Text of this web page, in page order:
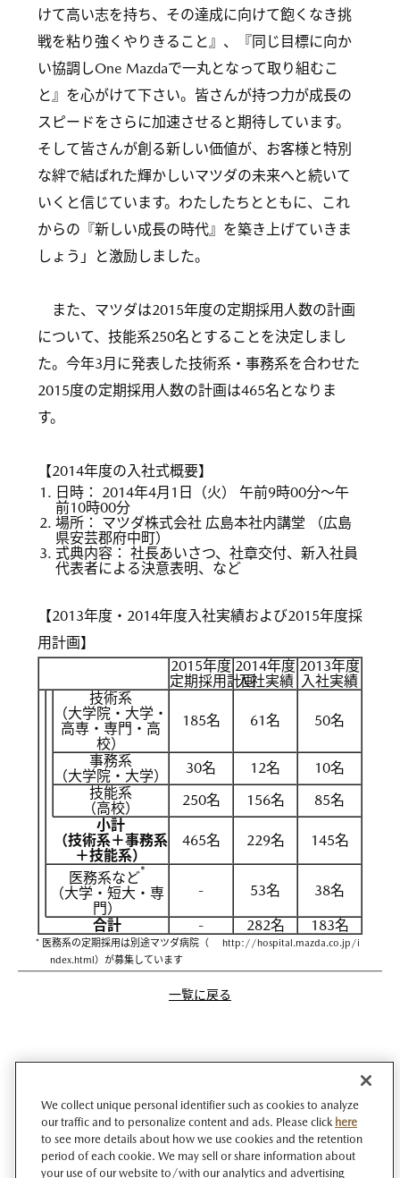
けて高い志を持ち、その達成に向けて飽くなき挑
戦を粘り強くやりきること』、『同じ目標に向か
い協調しOne Mazdaで一丸となって取り組むこ
と』を心がけて下さい。皆さんが持つ力が成長の
スピードをさらに加速させると期待しています。
そして皆さんが創る新しい価値が、お客様と特別
な絆で結ばれた輝かしいマツダの未来へと続いて
いくと信じています。わたしたちとともに、これ
からの『新しい成長の時代』を築き上げていきま
しょう」と激励しました。
また、マツダは2015年度の定期採用人数の計画
について、技能系250名とすることを決定しまし
た。今年3月に発表した技術系・事務系を合わせた
2015度の定期採用人数の計画は465名となりま
す。
【2014年度の入社式概要】
日時： 2014年4月1日（火） 午前9時00分〜午
前10時00分
場所： マツダ株式会社 広島本社内講堂 （広島
県安芸郡府中町）
式典内容： 社長あいさつ、社章交付、新入社員
代表者による決意表明、など
【2013年度・2014年度入社実績および2015年度採
用計画】
2015年度
定期採用計画
2014年度
入社実績
2013年度
入社実績
技術系
（大学院・大学・
高専・専門・高
校）
185名 61名 50名
事務系
（大学院・大学）
30名 12名
10名
技能系
（高校）
250名 156名
85名
小計
（技術系＋事務系
＋技能系）
465名 229名 145名
医務系など*
（大学・短大・専
門）
- 53名 38名
合計 - 282名 183名
* 医務系の定期採用は別途マツダ病院（
http://hospital.mazda.co.jp/i
ndex.html）が募集しています
一覧に戻る
We collect unique personal identifier such as cookies to analyze
our traffic and to personalize content and ads. Please click here
to see more details about how we use cookies and the retention
period of each cookie. We may sell or share information about
your use of our website to/with our analytics and advertising